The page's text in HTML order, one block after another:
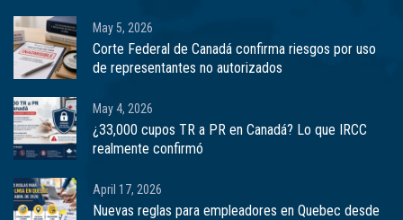
May 5, 2026
Corte Federal de Canadá confirma riesgos por uso
de representantes no autorizados
May 4, 2026
¿33,000 cupos TR a PR en Canadá? Lo que IRCC
realmente confirmó
April 17, 2026
Nuevas reglas para empleadores en Quebec desde